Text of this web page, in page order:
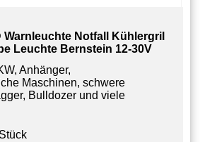
Warnleuchte Notfall Kühlergril
Leuchte Bernstein 12-30V
Anhänger,
Maschinen, schwere
Bulldozer und viele